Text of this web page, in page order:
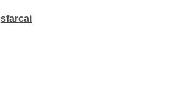
sfarcai